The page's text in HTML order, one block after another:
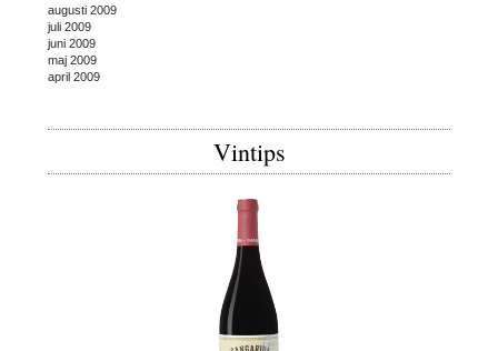
augusti 2009
juli 2009
juni 2009
maj 2009
april 2009
Vintips